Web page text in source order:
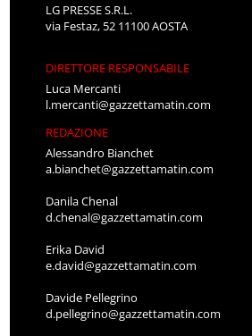
LG PRESSE S.R.L.
via Festaz, 52 11100 AOSTA
DIRETTORE RESPONSABILE
Luca Mercanti
l.mercanti@gazzettamatin.com
REDAZIONE
Alessandro Bianchet
a.bianchet@gazzettamatin.com
Danila Chenal
d.chenal@gazzettamatin.com
Erika David
e.david@gazzettamatin.com
Davide Pellegrino
d.pellegrino@gazzettamatin.com